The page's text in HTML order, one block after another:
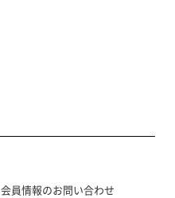
会員情報のお問い合わせ